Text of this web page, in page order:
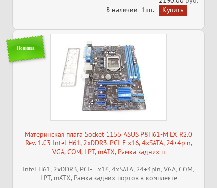
В наличии 1шт.
Новинка
Материнская плата Socket 1155 ASUS P8H61-M LX R2.0
Rev. 1.03 Intel H61, 2xDDR3, PCI-E x16, 4xSATA, 24+4pin,
VGA, COM, LPT, mATX, ​​​​​​​Рамка задних п
Intel H61, 2xDDR3, PCI-E x16, 4xSATA, 24+4pin, VGA, COM,
LPT, mATX, ​​​​​​​Рамка задних портов в комплекте